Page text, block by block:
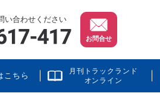
い合わせください
お問合せ
こちら
月刊トラックランド
オンライン